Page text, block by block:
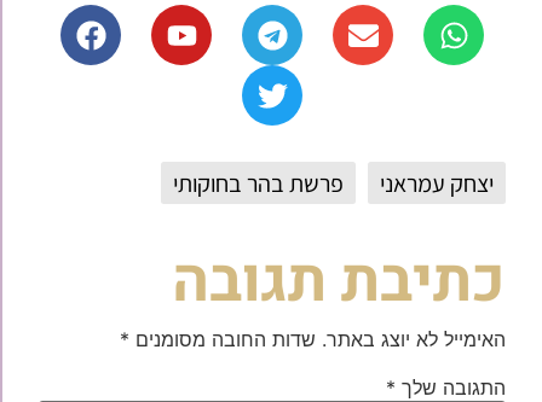
יצחק עמראני פרשת בהר בחוקותי
כתיבת תגובה
האימייל לא יוצג באתר. שדות החובה מסומנים *
התגובה שלך *